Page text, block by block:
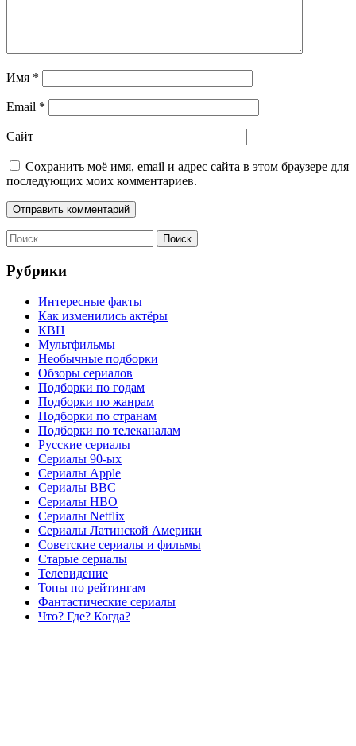
Имя *
Email *
Сайт
Сохранить моё имя, email и адрес сайта в этом браузере для
последующих моих комментариев.
Найти:
Рубрики
Интересные факты
Как изменились актёры
КВН
Мультфильмы
Необычные подборки
Обзоры сериалов
Подборки по годам
Подборки по жанрам
Подборки по странам
Подборки по телеканалам
Русские сериалы
Сериалы 90-ых
Сериалы Apple
Сериалы BBC
Сериалы HBO
Сериалы Netflix
Сериалы Латинской Америки
Советские сериалы и фильмы
Старые сериалы
Телевидение
Топы по рейтингам
Фантастические сериалы
Что? Где? Когда?